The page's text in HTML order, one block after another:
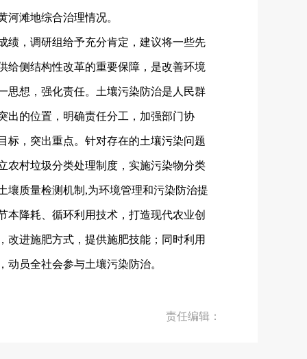
滩地综合治理情况。
绩，调研组给予充分肯定，建议将一些先
给侧结构性改革的重要保障，是改善环境
思想，强化责任。土壤污染防治是人民群
出的位置，明确责任分工，加强部门协
标，突出重点。针对存在的土壤污染问题
农村垃圾分类处理制度，实施污染物分类
壤质量检测机制,为环境管理和污染防治提
降耗、循环利用技术，打造现代农业创
改进施肥方式，提供施肥技能；同时利用
员全社会参与土壤污染防治。
责任编辑：